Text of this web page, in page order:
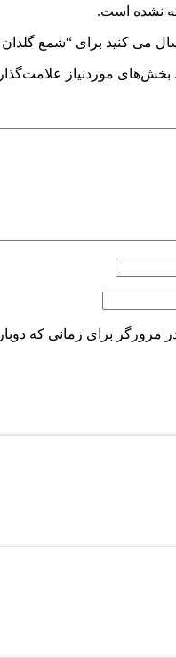
نشده است.
می کنید برای “شمع
بخش‌های موردنیاز
مرورگر برای زمانی که